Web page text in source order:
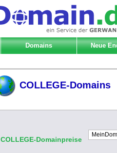
Domains Neue
COLLEGE-Domains
COLLEGE-Domainpreise